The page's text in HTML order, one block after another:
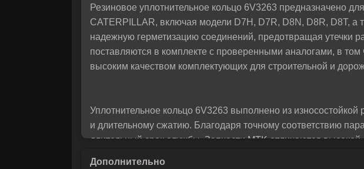
поможем разобраться
Резиновое уплотнительное кольцо 6V3263 предназначено
CATERPILLAR, включая модели D7H, D7R, D8N, D8R, D8T,
надежную герметизацию соединений, предотвращая утечки
поставляются в комплекте с проверенными аналогами, в
высоким качеством комплектующих для строительной и
Уплотнительное кольцо 6V3263 выполнено из
и длительному сжатию. Благодаря точному соответствию
длительный срок службы. Запчасти MTK отличаются